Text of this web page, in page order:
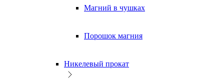
Магний в чушках
Порошок магния
Никелевый прокат